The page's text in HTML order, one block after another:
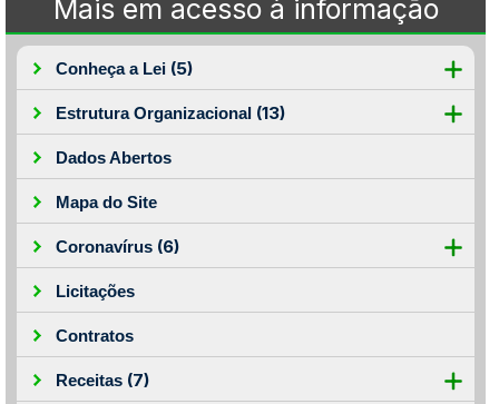
Mais em acesso à informação
Conheça a Lei (5)
Estrutura Organizacional (13)
Dados Abertos
Mapa do Site
Coronavírus (6)
Licitações
Contratos
Receitas (7)